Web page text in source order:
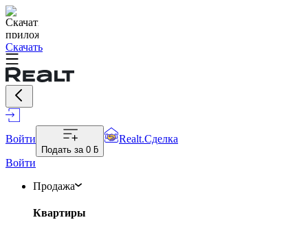
Скачать
Войти
Подать за 0 ƃ
Realt.Сделка
Войти
Продажа
Квартиры